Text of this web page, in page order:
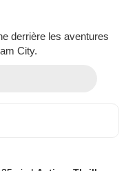
derrière les aventures
City.